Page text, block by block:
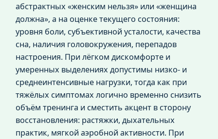
абстрактных «женским нельзя» или «женщина
должна», а на оценке текущего состояния:
уровня боли, субъективной усталости, качества
сна, наличия головокружения, перепадов
настроения. При лёгком дискомфорте и
умеренных выделениях допустимы низко- и
среднеинтенсивные нагрузки, тогда как при
тяжёлых симптомах логично временно снизить
объём тренинга и сместить акцент в сторону
восстановления: растяжки, дыхательных
практик, мягкой аэробной активности. При